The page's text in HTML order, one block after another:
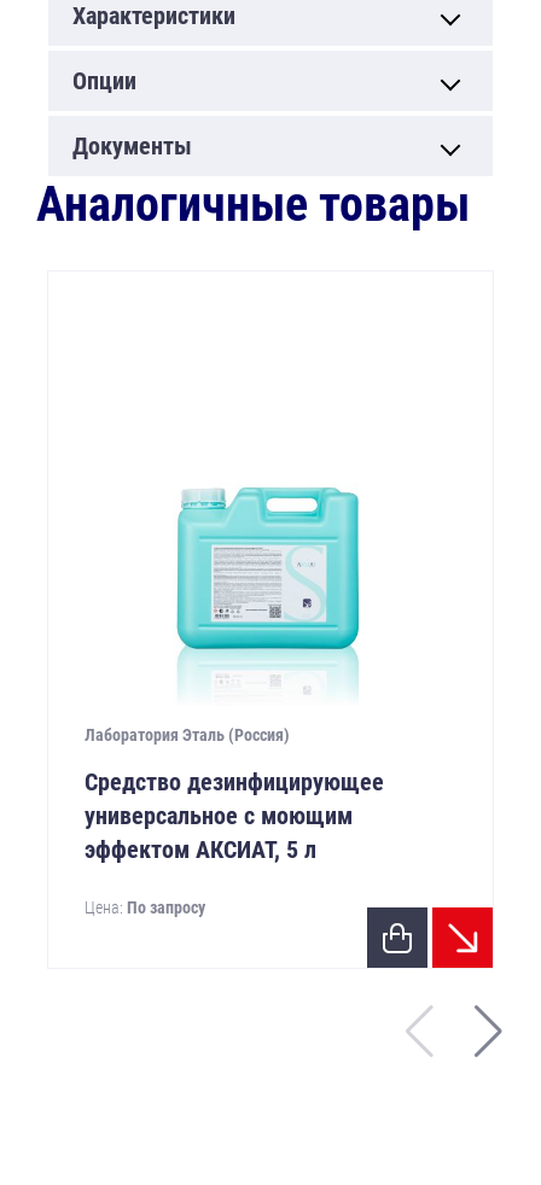
Характеристики
Опции
Документы
Аналогичные товары
Лаборатория Эталь (Россия)
Средство дезинфицирующее
универсальное с моющим
эффектом АКСИАТ, 5 л
Цена: По запросу